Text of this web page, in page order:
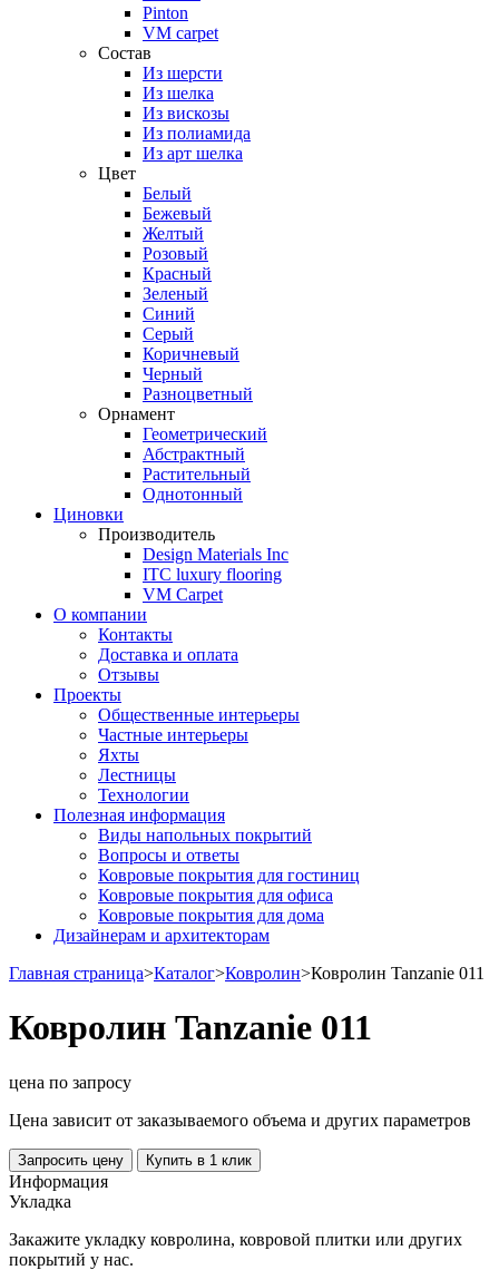
Pinton
VM carpet
Состав
Из шерсти
Из шелка
Из вискозы
Из полиамида
Из арт шелка
Цвет
Белый
Бежевый
Желтый
Розовый
Красный
Зеленый
Синий
Серый
Коричневый
Черный
Разноцветный
Орнамент
Геометрический
Абстрактный
Растительный
Однотонный
Циновки
Производитель
Design Materials Inc
ITC luxury flooring
VM Carpet
О компании
Контакты
Доставка и оплата
Отзывы
Проекты
Общественные интерьеры
Частные интерьеры
Яхты
Лестницы
Технологии
Полезная информация
Виды напольных покрытий
Вопросы и ответы
Ковровые покрытия для гостиниц
Ковровые покрытия для офиса
Ковровые покрытия для дома
Дизайнерам и архитекторам
Главная страница>Каталог>Ковролин>Ковролин Tanzanie 011
Ковролин Tanzanie 011
цена по запросу
Цена зависит от заказываемого объема и других параметров
Запросить цену Купить в 1 клик
Информация
Укладка
Закажите укладку ковролина, ковровой плитки или других
покрытий у нас.